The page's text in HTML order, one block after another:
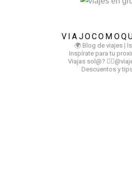
🌍 Blog de viajes |
Inspírate para tu
Viajas sol@?
Descuentos y